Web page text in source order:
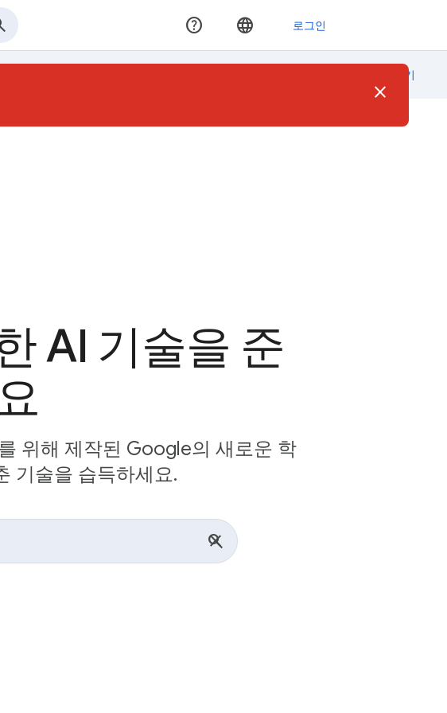
AI 기술을 준
위해 제작된 Google의 새로운 학
기술을 습득하세요.
close